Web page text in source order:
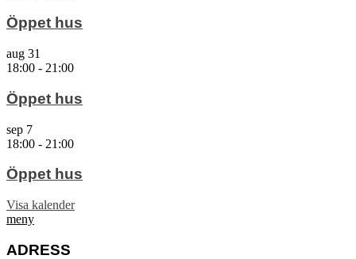
Öppet hus
aug 31
18:00 - 21:00
Öppet hus
sep 7
18:00 - 21:00
Öppet hus
Visa kalender
meny
ADRESS